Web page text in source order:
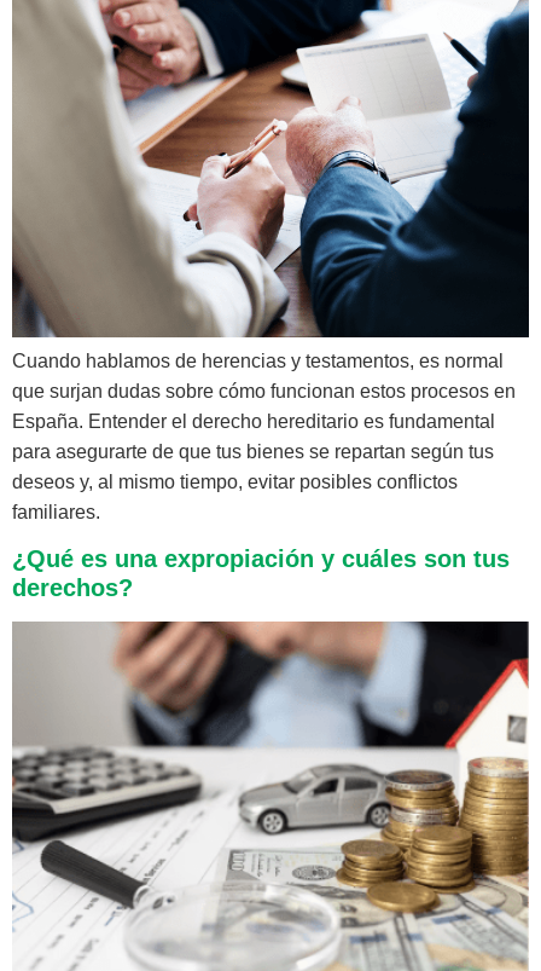
Cuando hablamos de herencias y testamentos, es normal
que surjan dudas sobre cómo funcionan estos procesos en
España. Entender el derecho hereditario es fundamental
para asegurarte de que tus bienes se repartan según tus
deseos y, al mismo tiempo, evitar posibles conflictos
familiares.
¿Qué es una expropiación y cuáles son tus
derechos?